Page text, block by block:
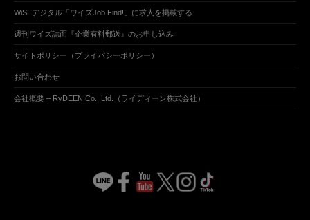
WiSEデジタル「ワイズJob Find!」に求人を掲載する
週刊ワイズ誌面『企業有料郵送』のお申し込み
サイトポリシー（プライバシーポリシー）
お問い合わせ
会社概要 – RyDEEN Co., Ltd.（ライディーン株式会社）